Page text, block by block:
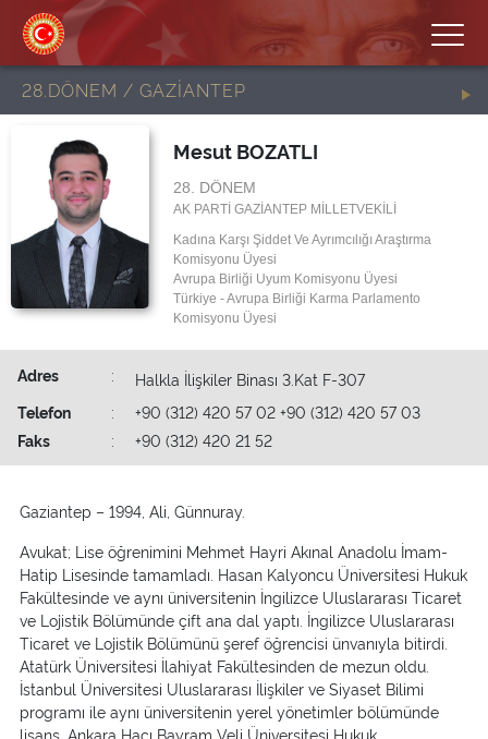
28.DÖNEM / GAZİANTEP
Mesut BOZATLI
28. DÖNEM
AK PARTİ GAZİANTEP MİLLETVEKİLİ
Kadına Karşı Şiddet Ve Ayrımcılığı Araştırma
Komisyonu Üyesi
Avrupa Birliği Uyum Komisyonu Üyesi
Türkiye - Avrupa Birliği Karma Parlamento
Komisyonu Üyesi
Adres :
Halkla İlişkiler Binası 3.Kat F-307
Telefon
:
+90 (312) 420 57 02 +90 (312) 420 57 03
Faks
: +90 (312) 420 21 52
Gaziantep – 1994, Ali, Günnuray.
Avukat; Lise öğrenimini Mehmet Hayri Akınal Anadolu İmam-
Hatip Lisesinde tamamladı. Hasan Kalyoncu Üniversitesi Hukuk
Fakültesinde ve aynı üniversitenin İngilizce Uluslararası Ticaret
ve Lojistik Bölümünde çift ana dal yaptı. İngilizce Uluslararası
Ticaret ve Lojistik Bölümünü şeref öğrencisi ünvanıyla bitirdi.
Atatürk Üniversitesi İlahiyat Fakültesinden de mezun oldu.
İstanbul Üniversitesi Uluslararası İlişkiler ve Siyaset Bilimi
programı ile aynı üniversitenin yerel yönetimler bölümünde
lisans, Ankara Hacı Bayram Veli Üniversitesi Hukuk